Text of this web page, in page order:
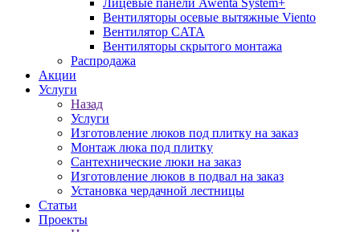
Лицевые панели Awenta System+
Вентиляторы осевые вытяжные Viento
Вентилятор CATA
Вентиляторы скрытого монтажа
Распродажа
Акции
Услуги
Назад
Услуги
Изготовление люков под плитку на заказ
Монтаж люка под плитку
Сантехнические люки на заказ
Изготовление люков в подвал на заказ
Установка чердачной лестницы
Статьи
Проекты